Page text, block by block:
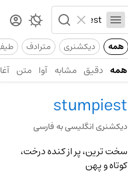
همه دیکشنری مترادف
همه دقیق مشابه آوا متن
stumpiest
دیکشنری انگلیسی به فارسی
سخت ترین، پر از کنده درخت،
کوتاه و پهن